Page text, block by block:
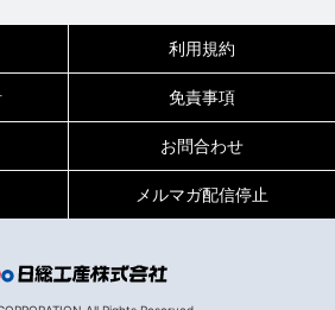
717-450
19:00（土日祝は18:00まで）
利用規約
免責事項
お問合わせ
メルマガ配信停止